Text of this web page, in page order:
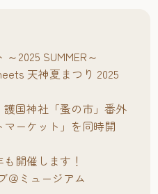
2025 SUMMER～
天神夏まつり 2025
国神社「蚤の市」番外
ーケット」を同時開
開催します！
＠ミュージアム